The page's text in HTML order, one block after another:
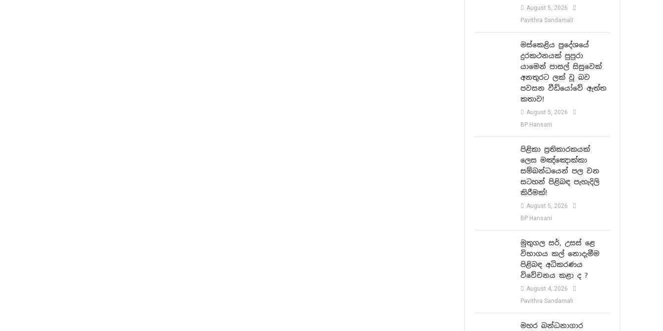
August 5, 2026
Pavithra Sandamali
මස්කෙළිය ප්‍රදේශයේ
දුරකථනයක් පුපුරා
යාමෙන් පාසල් සිසුවෙක්
අනතුරට ලක් වූ බව
පවසන වීඩියෝවේ ඇත්ත
කතාව!
August 5, 2026
BP Hansani
පිළිකා ප්‍රතිකාරකයක්
ලෙස මඤ්ඤොක්කා
සම්බන්ධයෙන් පල වන
සටහන් පිළිබඳ පැහැදිලි
කිරීමක්!
August 5, 2026
BP Hansani
මුතුගල සර්, උසස් ළෙ
විභාගය කල් නොදැමීම
පිළිබඳ අධිකරණය
විවේචනය කළා ද ?
August 4, 2026
Pavithra Sandamali
මහර බන්ධනාගාර